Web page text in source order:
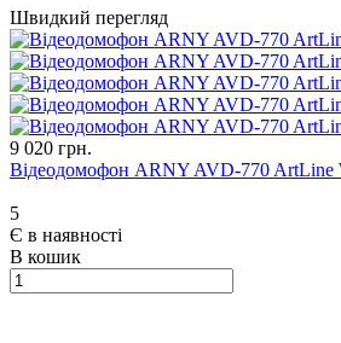
Швидкий перегляд
9 020 грн.
Відеодомофон ARNY AVD-770 ArtLine
5
Є в наявності
В кошик